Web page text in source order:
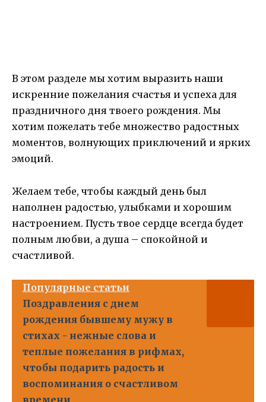
В этом разделе мы хотим выразить наши
искренние пожелания счастья и успеха для
праздничного дня твоего рождения. Мы
хотим пожелать тебе множество радостных
моментов, волнующих приключений и ярких
эмоций.
Желаем тебе, чтобы каждый день был
наполнен радостью, улыбками и хорошим
настроением. Пусть твое сердце всегда будет
полным любви, а душа – спокойной и
счастливой.
Популярные статьи
Поздравления с днем
рождения бывшему мужу в
стихах - нежные слова и
теплые пожелания в рифмах,
чтобы подарить радость и
воспоминания о счастливом
времени